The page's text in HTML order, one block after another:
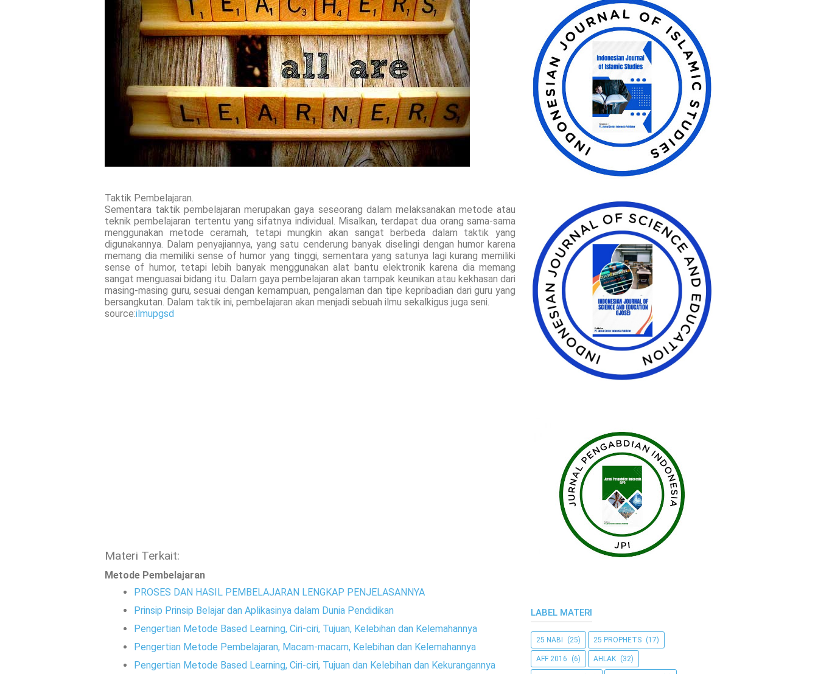
Taktik Pembelajaran.
Sementara taktik pembelajaran merupakan gaya seseorang dalam melaksanakan metode atau
teknik pembelajaran tertentu yang sifatnya individual. Misalkan, terdapat dua orang sama-sama
menggunakan metode ceramah, tetapi mungkin akan sangat berbeda dalam taktik yang
digunakannya. Dalam penyajiannya, yang satu cenderung banyak diselingi dengan humor karena
memang dia memiliki sense of humor yang tinggi, sementara yang satunya lagi kurang memiliki
sense of humor, tetapi lebih banyak menggunakan alat bantu elektronik karena dia memang
sangat menguasai bidang itu. Dalam gaya pembelajaran akan tampak keunikan atau kekhasan dari
masing-masing guru, sesuai dengan kemampuan, pengalaman dan tipe kepribadian dari guru yang
bersangkutan. Dalam taktik ini, pembelajaran akan menjadi sebuah ilmu sekalkigus juga seni.
source:ilmupgsd
Materi Terkait:
Metode Pembelajaran
PROSES DAN HASIL PEMBELAJARAN LENGKAP PENJELASANNYA
Prinsip Prinsip Belajar dan Aplikasinya dalam Dunia Pendidikan
Pengertian Metode Based Learning, Ciri-ciri, Tujuan, Kelebihan dan Kelemahannya
Pengertian Metode Pembelajaran, Macam-macam, Kelebihan dan Kelemahannya
Pengertian Metode Based Learning, Ciri-ciri, Tujuan dan Kelebihan dan Kekurangannya
LABEL MATERI
25 NABI (25) 25 PROPHETS (17)
AFF 2016 (6) AHLAK (32)